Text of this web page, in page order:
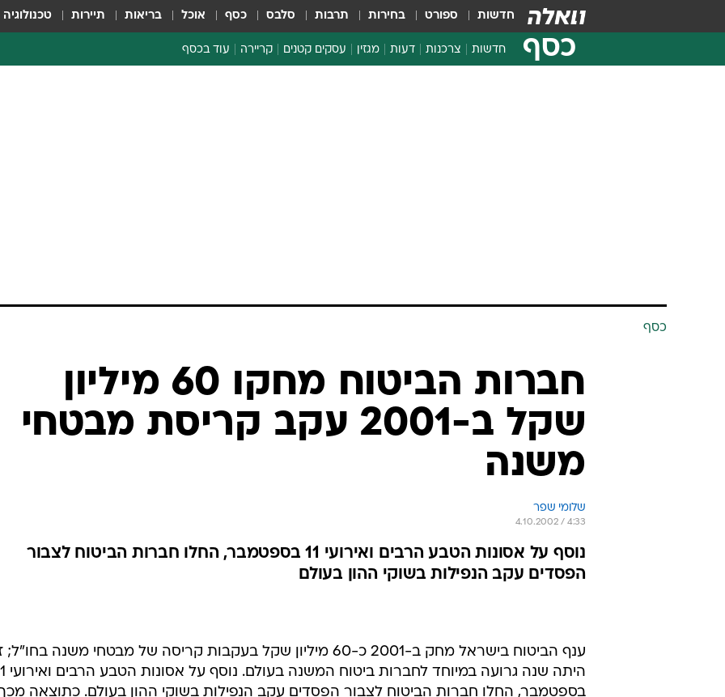
חדשות ספורט בחירות תרבות סלבס כסף אוכל בריאות תיירות טכנולוגיה
כסף חדשות צרכנות דעות מגזין עסקים קטנים קריירה עוד בכסף
כסף
חברות הביטוח מחקו 60 מיליון
שקל ב-2001 עקב קריסת מבטחי
משנה
שלומי שפר
4.10.2002 / 4:33
נוסף על אסונות הטבע הרבים ואירועי 11 בספטמבר, החלו חברות הביטוח לצבור
הפסדים עקב הנפילות בשוקי ההון בעולם
ענף הביטוח בישראל מחק ב-2001 כ-60 מיליון שקל בעקבות קריסה של מבטחי משנה בחו"ל;
היתה שנה גרועה במיוחד
בספטמבר, החלו חברות הביטוח לצבור הפסדים עקב הנפילות בשוקי ההון בעולם. כתוצאה